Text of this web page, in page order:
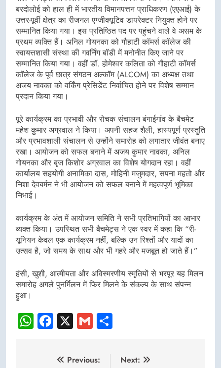
बरदोलोई को हाल ही में भारतीय विमानपत्तन प्राधिकरण (एएआई) के
उत्तर-पूर्वी क्षेत्र का रीजनल एग्जीक्यूटिव डायरेक्टर नियुक्त होने पर
सम्मानित किया गया। इस प्रतिष्ठित पद पर पहुंचने वाले वे असम के
प्रथम व्यक्ति हैं। अनिल गोयनका को गौहाटी कॉमर्स कॉलेज की
स्वायत्तशासी संस्था की गवर्निंग बॉडी में मनोनीत किए जाने पर
सम्मानित किया गया। वहीं डॉ. होमेश्वर कलिता को गौहाटी कॉमर्स
कॉलेज के पूर्व छात्र संगठन अल्कॉम (ALCOM) का अध्यक्ष तथा
अजय नावका को वर्किंग प्रेसिडेंट निर्वाचित होने पर विशेष सम्मान
प्रदान किया गया।
पूरे कार्यक्रम का प्रभावी और रोचक संचालन बंगाईगांव के बैचमेट
महेश कुमार अग्रवाल ने किया। अपनी सहज शैली, हास्यपूर्ण प्रस्तुति
और प्रभावशाली संचालन से उन्होंने समारोह को लगातार जीवंत बनाए
रखा। आयोजन को सफल बनाने में अजय कुमार नावका, अनिल
गोयनका और बृज किशोर अग्रवाल का विशेष योगदान रहा। वहीं
कार्यालय सहयोगी अनामिका दास, मोहिनी मजुमदार, सपना महतो और
निशा देवबर्मन ने भी आयोजन को सफल बनाने में महत्वपूर्ण भूमिका
निभाई।
कार्यक्रम के अंत में आयोजन समिति ने सभी प्रतिभागियों का आभार
व्यक्त किया। उपस्थित सभी बैचमेट्स ने एक स्वर में कहा कि “री-
यूनियन केवल एक कार्यक्रम नहीं, बल्कि उन रिश्तों और यादों का
उत्सव है, जो समय के साथ और भी गहरे और मजबूत हो जाते हैं।”
हंसी, खुशी, आत्मीयता और अविस्मरणीय स्मृतियों से भरपूर यह मिलन
समारोह अगले पुनर्मिलन में फिर मिलने के संकल्प के साथ संपन्न
हुआ।
WhatsApp
Facebook
X Gmail
Previous:
Next: